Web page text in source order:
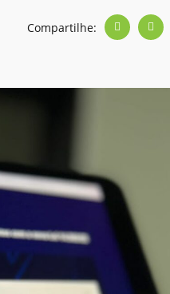
Compartilhe: